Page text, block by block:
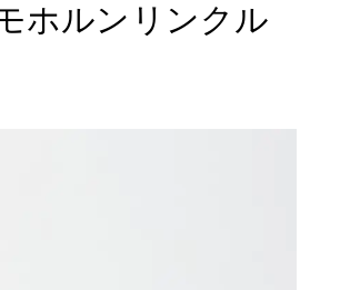
ホルンリンクル